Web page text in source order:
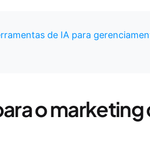
de IA para
o